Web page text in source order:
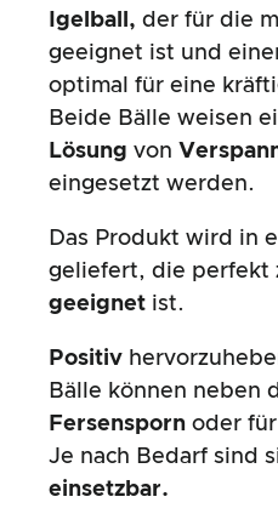
Igelball, der für die
geeignet ist und
optimal für eine
Beide Bälle weisen
Lösung von
eingesetzt werden.
Das Produkt wird in
geliefert, die perfekt
geeignet ist.
Positiv
Bälle können neben
Fersensporn oder
Je nach Bedarf sind
einsetzbar.